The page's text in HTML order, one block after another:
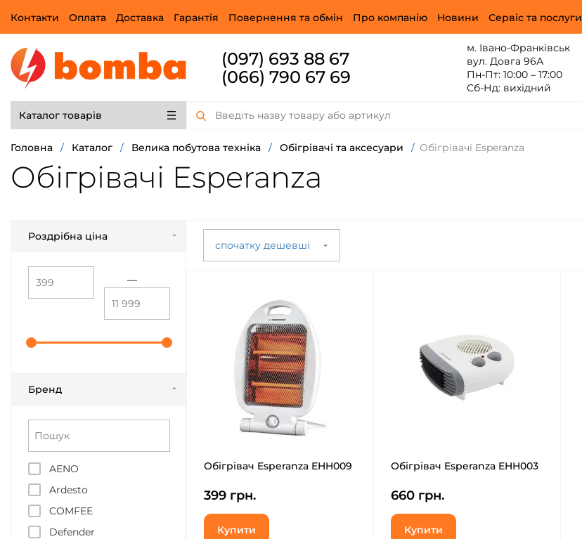
Контакти Оплата Доставка Гарантія Повернення та обмін Про компанію Новини Сервіс та послуги
(097) 693 88 67
(066) 790 67 69
м. Івано-Франківськ
вул. Довга 96А
Пн-Пт: 10:00 – 17:00
Сб-Нд: вихідний
Каталог товарів
Головна / Каталог / Велика побутова техніка / Обігрівачі та аксесуари / Обігрівачі Esperanza
Обігрівачі Esperanza
спочатку дешевші
Роздрібна ціна
—
Бренд
AENO
Ardesto
COMFEE
Defender
Обігрівач Esperanza EHH009
399 грн.
Купити
Обігрівач Esperanza EHH003
660 грн.
Купити